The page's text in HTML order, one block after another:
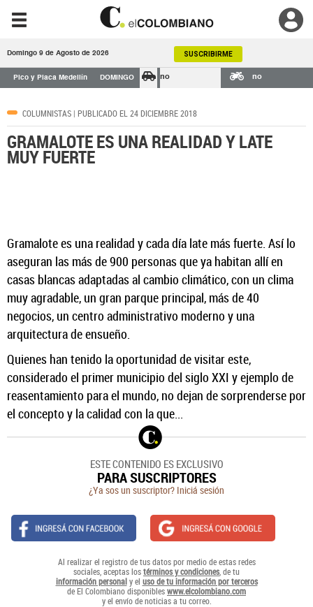
Domingo 9 de Agosto de 2026 SUSCRIBIRME
Pico y Placa Medellín DOMINGO no no
COLUMNISTAS | PUBLICADO EL 24 DICIEMBRE 2018
GRAMALOTE ES UNA REALIDAD Y LATE
MUY FUERTE
Gramalote es una realidad y cada día late más fuerte. Así lo
aseguran las más de 900 personas que ya habitan allí en
casas blancas adaptadas al cambio climático, con un clima
muy agradable, un gran parque principal, más de 40
negocios, un centro administrativo moderno y una
arquitectura de ensueño.
Quienes han tenido la oportunidad de visitar este,
considerado el primer municipio del siglo XXI y ejemplo de
reasentamiento para el mundo, no dejan de sorprenderse por
el concepto y la calidad con la que...
ESTE CONTENIDO ES EXCLUSIVO
PARA SUSCRIPTORES
¿Ya sos un suscriptor? Iniciá sesión
Al realizar el registro de tus datos por medio de estas redes
sociales, aceptas lostérminos y condiciones, de tu
información personaly el uso de tu información por terceros
de El Colombiano disponibleswww.elcolombiano.com
y el envío de noticias a tu correo.